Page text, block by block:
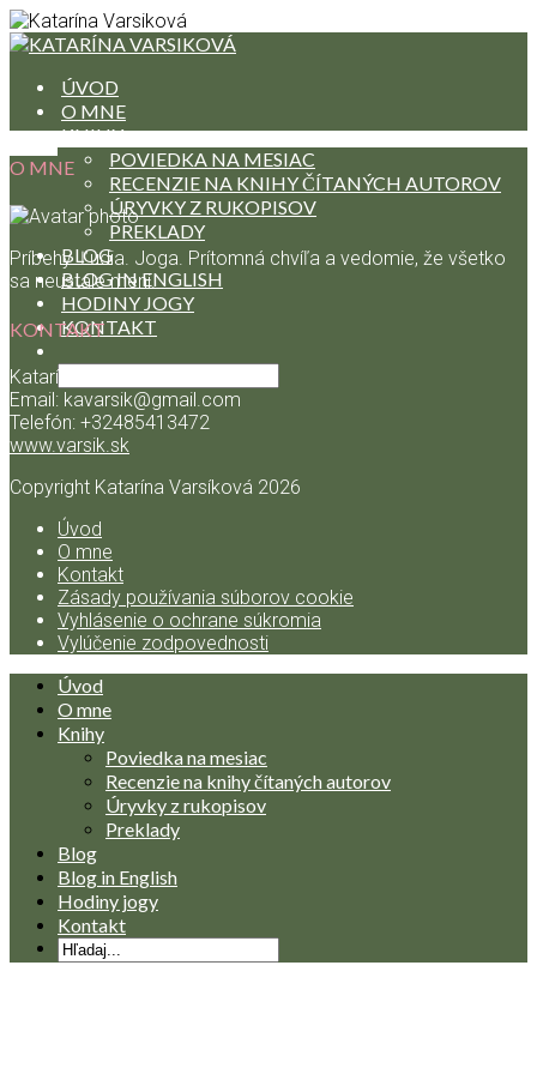
ÚVOD
O MNE
KNIHY
POVIEDKA NA MESIAC
RECENZIE NA KNIHY ČÍTANÝCH AUTOROV
ÚRYVKY Z RUKOPISOV
PREKLADY
BLOG
BLOG IN ENGLISH
HODINY JOGY
KONTAKT
O MNE
Príbehy. Ľudia. Joga. Prítomná chvíľa a vedomie, že všetko
sa neustále mení.
KONTAKT
Katarína Varsíková
Email: kavarsik@gmail.com
Telefón: +32485413472
www.varsik.sk
Copyright Katarína Varsíková 2026
Úvod
O mne
Kontakt
Zásady používania súborov cookie
Vyhlásenie o ochrane súkromia
Vylúčenie zodpovednosti
Úvod
O mne
Knihy
Poviedka na mesiac
Recenzie na knihy čítaných autorov
Úryvky z rukopisov
Preklady
Blog
Blog in English
Hodiny jogy
Kontakt